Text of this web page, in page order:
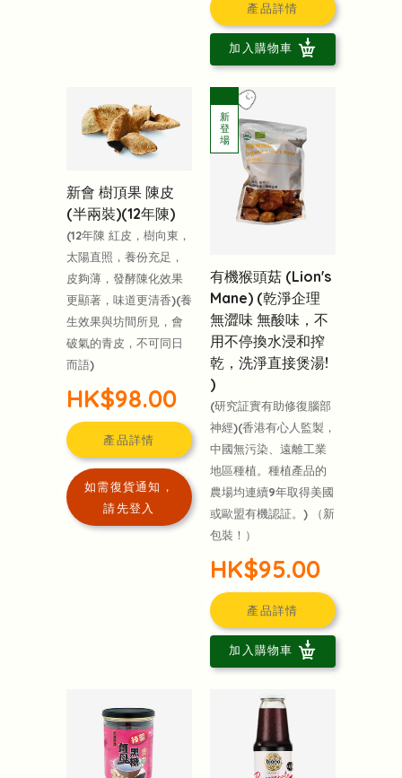
產品詳情
加入購物車
新會 樹頂果 陳皮
(半兩裝)(12年陳)
(12年陳 紅皮，樹向東，
太陽直照，養份充足，
皮夠薄，發酵陳化效果
更顯著，味道更清香)(養
生效果與坊間所見，會
破氣的青皮，不可同日
而語)
HK$98.00
產品詳情
如需復貨通知，
請先登入
有機猴頭菇 (Lion's
Mane) (乾淨企理
無澀味 無酸味，不
用不停換水浸和搾
乾，洗淨直接煲湯!
)
(研究証實有助修復腦部
神經)(香港有心人監製，
中國無污染、遠離工業
地區種植。種植產品的
農場均連續9年取得美國
或歐盟有機認証。) （新
包裝！）
HK$95.00
產品詳情
加入購物車